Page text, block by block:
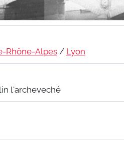
Rhône-Alpes / Lyon
l'archeveché